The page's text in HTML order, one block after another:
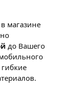
магазине
до Вашего
гибкие